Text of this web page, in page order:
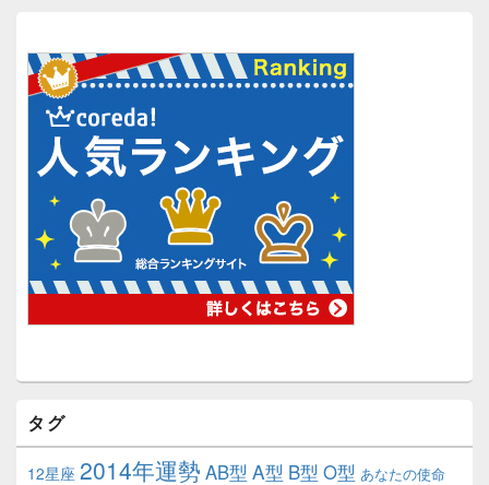
タグ
12星座 2014年運勢 AB型 A型 B型 O型 あなたの使命